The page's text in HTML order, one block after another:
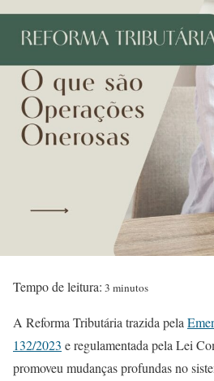
Tempo de leitura: 3 minutos
A Reforma Tributária trazida pela
132/2023 e regulamentada pela Lei
promoveu mudanças profundas no